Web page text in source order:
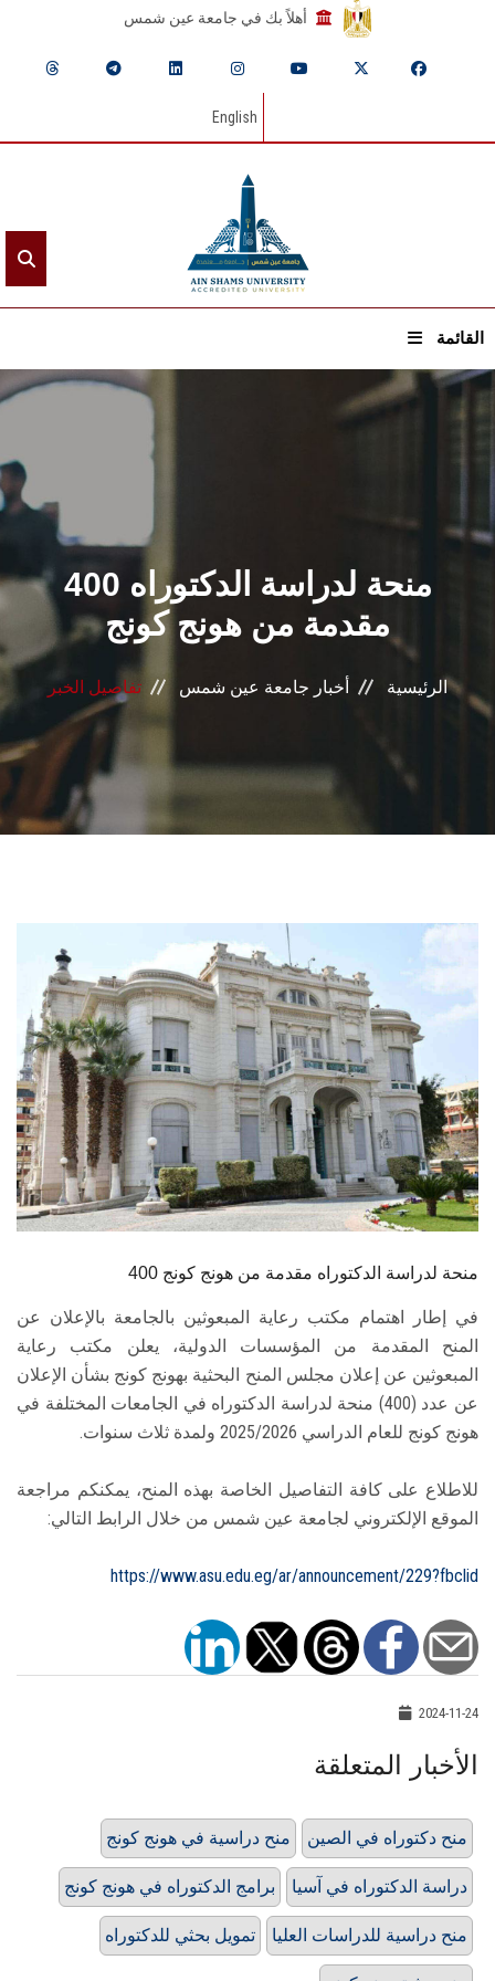
أهلاً بك في جامعة عين شمس
English
القائمة
الرئيسيـة
عن الجامعة
القطاعـات
الشئون الأكاديمية
البحث العلمي
الرعاية الصحية
المراكز والوحدات
الأنظمة الذكية
تواصل معنا
الطلاب
هيئة التدريس
الدراسات العليا
الخريجين
الزائـرون
سجل الان
400 منحة لدراسة الدكتوراه
مقدمة من هونج كونج
الرئيسية أخبار جامعة عين شمس تفاصيل الخبر
400 منحة لدراسة الدكتوراه مقدمة من هونج كونج
في إطار اهتمام مكتب رعاية المبعوثين بالجامعة بالإعلان عن
المنح المقدمة من المؤسسات الدولية، يعلن مكتب رعاية
المبعوثين عن إعلان مجلس المنح البحثية بهونج كونج بشأن الإعلان
عن عدد (400) منحة لدراسة الدكتوراه في الجامعات المختلفة في
هونج كونج للعام الدراسي 2025/2026 ولمدة ثلاث سنوات.
للاطلاع على كافة التفاصيل الخاصة بهذه المنح، يمكنكم مراجعة
الموقع الإلكتروني لجامعة عين شمس من خلال الرابط التالي:
https://www.asu.edu.eg/ar/announcement/229?fbclid
2024-11-24
الأخبار المتعلقة
منح دراسية في هونج كونج منح دكتوراه في الصين
برامج الدكتوراه في هونج كونج دراسة الدكتوراه في آسيا
تمويل بحثي للدكتوراه منح دراسية للدراسات العليا